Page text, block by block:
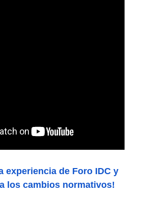
experiencia de Foro IDC y
los cambios normativos!